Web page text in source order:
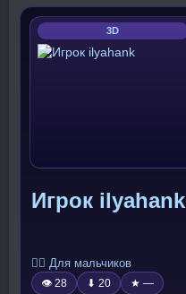
3D
Игрок ilyahank
🧍‍♂️ Для мальчиков
👁 28 ⬇ 20 ★ —